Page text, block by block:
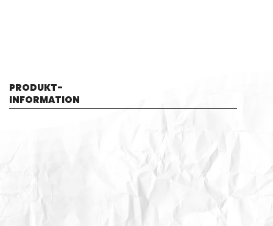
PRODUKT-
INFORMATION